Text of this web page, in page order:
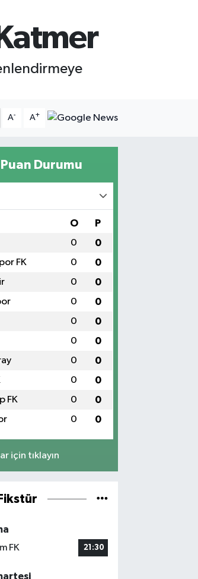
A- A+
Durumu
O P
0 0
FK 0 0
0 0
0 0
0 0
0 0
0 0
0 0
FK 0 0
0 0
için tıklayın
FK
21:30